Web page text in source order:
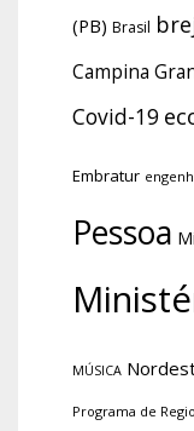
(PB) Brasil
Campina
Covid-19
Embratur
Pessoa
MÚSICA
Programa de